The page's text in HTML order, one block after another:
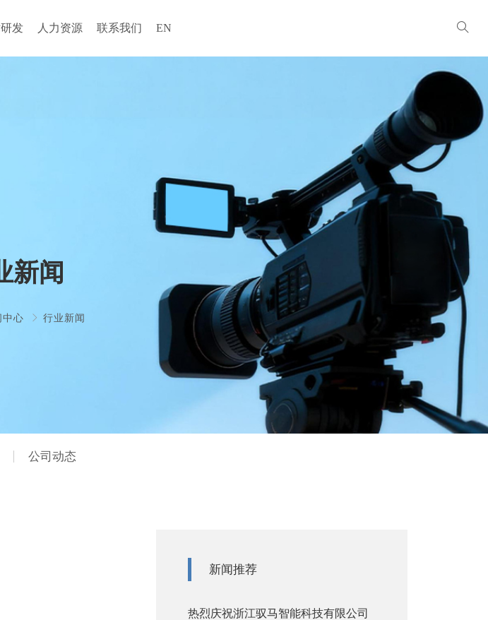
发 人力资源 联系我们 EN
新闻
中心 行业新闻
公司动态
新闻推荐
热烈庆祝浙江驭马智能科技有限公司